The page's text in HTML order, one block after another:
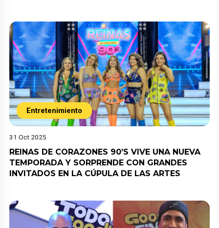
Entretenimiento
31 Oct 2025
REINAS DE CORAZONES 90’S VIVE UNA NUEVA
TEMPORADA Y SORPRENDE CON GRANDES
INVITADOS EN LA CÚPULA DE LAS ARTES